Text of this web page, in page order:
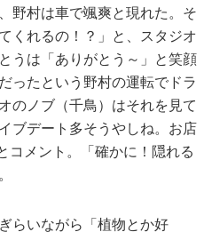
野村は車で颯爽と現れた。そ
くれるの！？」と、スタジオ
うは「ありがとう～」と笑顔
ったという野村の運転でドラ
のノブ（千鳥）はそれを見て
ブデート多そうやしね。お店
コメント。「確かに！隠れる
らいながら「植物とか好